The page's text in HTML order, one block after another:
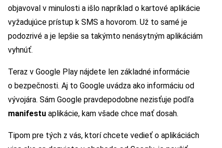
objavoval v minulosti a išlo napríklad o kartové aplikácie
vyžadujúce prístup k SMS a hovorom. Už to samé je
podozrivé a je lepšie sa takýmto nenásytným aplikáciám
vyhnúť.
Teraz v Google Play nájdete len základné informácie
o bezpečnosti. Aj to Google uvádza ako informáciu od
vývojára. Sám Google pravdepodobne nezisťuje podľa
manifestu aplikácie, kam všade chce mať dosah.
Tipom pre tých z vás, ktorí chcete vedieť o aplikáciách